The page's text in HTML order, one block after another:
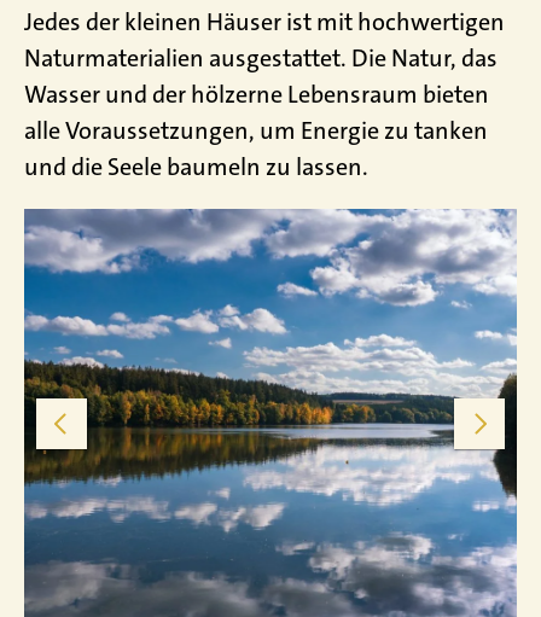
Jedes der kleinen Häuser ist mit hochwertigen
Naturmaterialien ausgestattet. Die Natur, das
Wasser und der hölzerne Lebensraum bieten
alle Voraussetzungen, um Energie zu tanken
und die Seele baumeln zu lassen.